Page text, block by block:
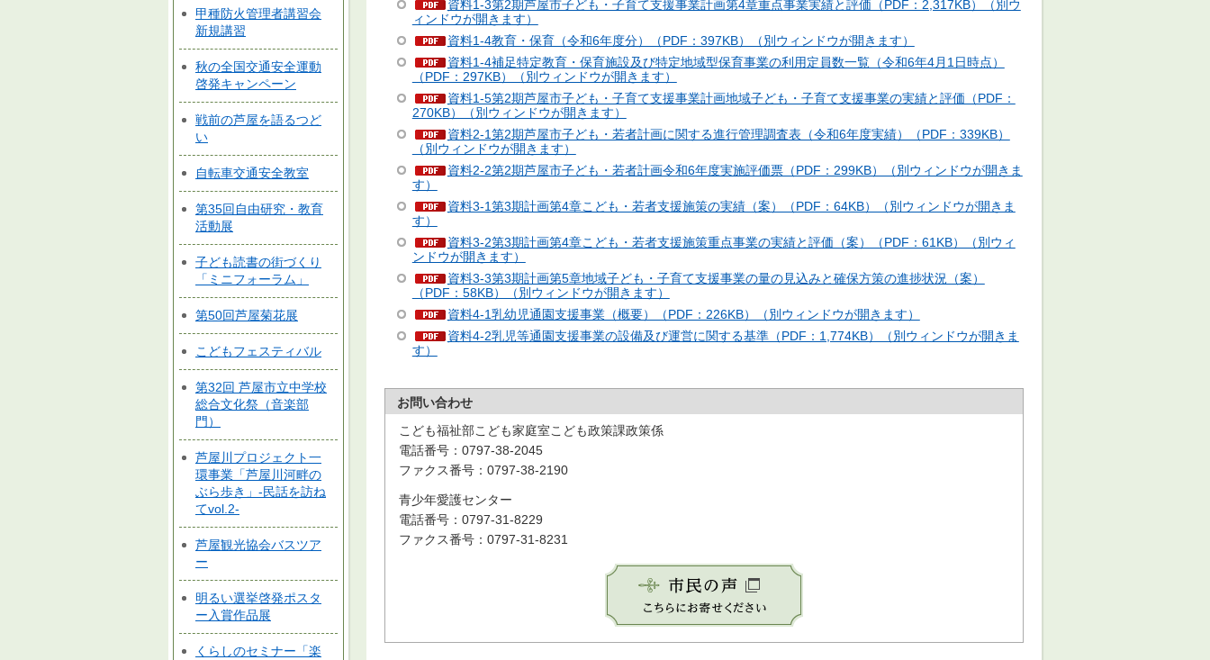
甲種防火管理者講習会
新規講習
秋の全国交通安全運動
啓発キャンペーン
戦前の芦屋を語るつど
い
自転車交通安全教室
第35回自由研究・教育
活動展
子ども読書の街づくり
「ミニフォーラム」
第50回芦屋菊花展
こどもフェスティバル
第32回 芦屋市立中学校
総合文化祭（音楽部
門）
芦屋川プロジェクト一
環事業「芦屋川河畔の
ぶら歩き」-民話を訪ね
てvol.2-
芦屋観光協会バスツア
ー
明るい選挙啓発ポスタ
ー入賞作品展
くらしのセミナー「楽
資料1-3第2期芦屋市子ども・子育て支援事業計画第4章重点事業実績と評価（PDF：2,317KB）（別ウ
ィンドウが開きます）
資料1-4教育・保育（令和6年度分）（PDF：397KB）（別ウィンドウが開きます）
資料1-4補足特定教育・保育施設及び特定地域型保育事業の利用定員数一覧（令和6年4月1日時点）
（PDF：297KB）（別ウィンドウが開きます）
資料1-5第2期芦屋市子ども・子育て支援事業計画地域子ども・子育て支援事業の実績と評価（PDF：
270KB）（別ウィンドウが開きます）
資料2-1第2期芦屋市子ども・若者計画に関する進行管理調査表（令和6年度実績）（PDF：339KB）
（別ウィンドウが開きます）
資料2-2第2期芦屋市子ども・若者計画令和6年度実施評価票（PDF：299KB）（別ウィンドウが開きま
す）
資料3-1第3期計画第4章こども・若者支援施策の実績（案）（PDF：64KB）（別ウィンドウが開きま
す）
資料3-2第3期計画第4章こども・若者支援施策重点事業の実績と評価（案）（PDF：61KB）（別ウィ
ンドウが開きます）
資料3-3第3期計画第5章地域子ども・子育て支援事業の量の見込みと確保方策の進捗状況（案）
（PDF：58KB）（別ウィンドウが開きます）
資料4-1乳幼児通園支援事業（概要）（PDF：226KB）（別ウィンドウが開きます）
資料4-2乳児等通園支援事業の設備及び運営に関する基準（PDF：1,774KB）（別ウィンドウが開きま
す）
お問い合わせ
こども福祉部こども家庭室こども政策課政策係
電話番号：0797-38-2045
ファクス番号：0797-38-2190
青少年愛護センター
電話番号：0797-31-8229
ファクス番号：0797-31-8231